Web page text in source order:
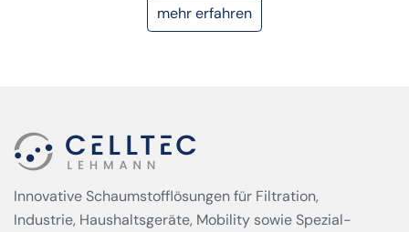
mehr erfahren
Innovative Schaumstofflösungen für Filtration,
Industrie, Haushaltsgeräte, Mobility sowie Spezial­